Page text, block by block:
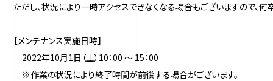
ただし、状況により一時アクセスできなくなる場合もございますので、
【メンテナンス実施日時】
2022年10月1日（土）10：00 ～ 15：00
※作業の状況により終了時間が前後する場合がございます。